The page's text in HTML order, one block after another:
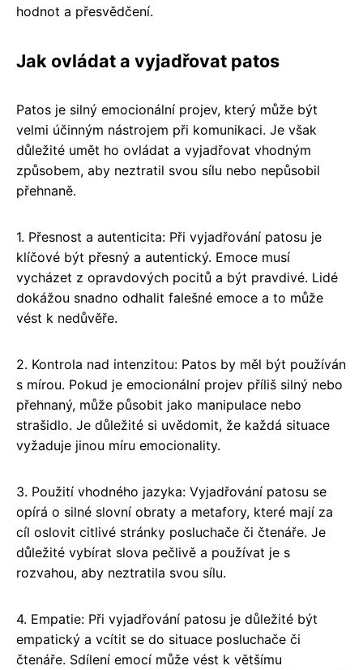
hodnot a přesvědčení.
Jak ovládat a vyjadřovat patos
Patos je silný emocionální projev, který může být
velmi účinným nástrojem při komunikaci. Je však
důležité umět ho ovládat a vyjadřovat vhodným
způsobem, aby neztratil svou sílu nebo nepůsobil
přehnaně.
1. Přesnost a autenticita: Při vyjadřování patosu je
klíčové být přesný a autentický. Emoce musí
vycházet z opravdových pocitů a být pravdivé. Lidé
dokážou snadno odhalit falešné emoce a to může
vést k nedůvěře.
2. Kontrola nad intenzitou: Patos by měl být používán
s mírou. Pokud je emocionální projev příliš silný nebo
přehnaný, může působit jako manipulace nebo
strašidlo. Je důležité si uvědomit, že každá situace
vyžaduje jinou míru emocionality.
3. Použití vhodného jazyka: Vyjadřování patosu se
opírá o silné slovní obraty a metafory, které mají za
cíl oslovit citlivé stránky posluchače či čtenáře. Je
důležité vybírat slova pečlivě a používat je s
rozvahou, aby neztratila svou sílu.
4. Empatie: Při vyjadřování patosu je důležité být
empatický a vcítit se do situace posluchače či
čtenáře. Sdílení emocí může vést k většímu